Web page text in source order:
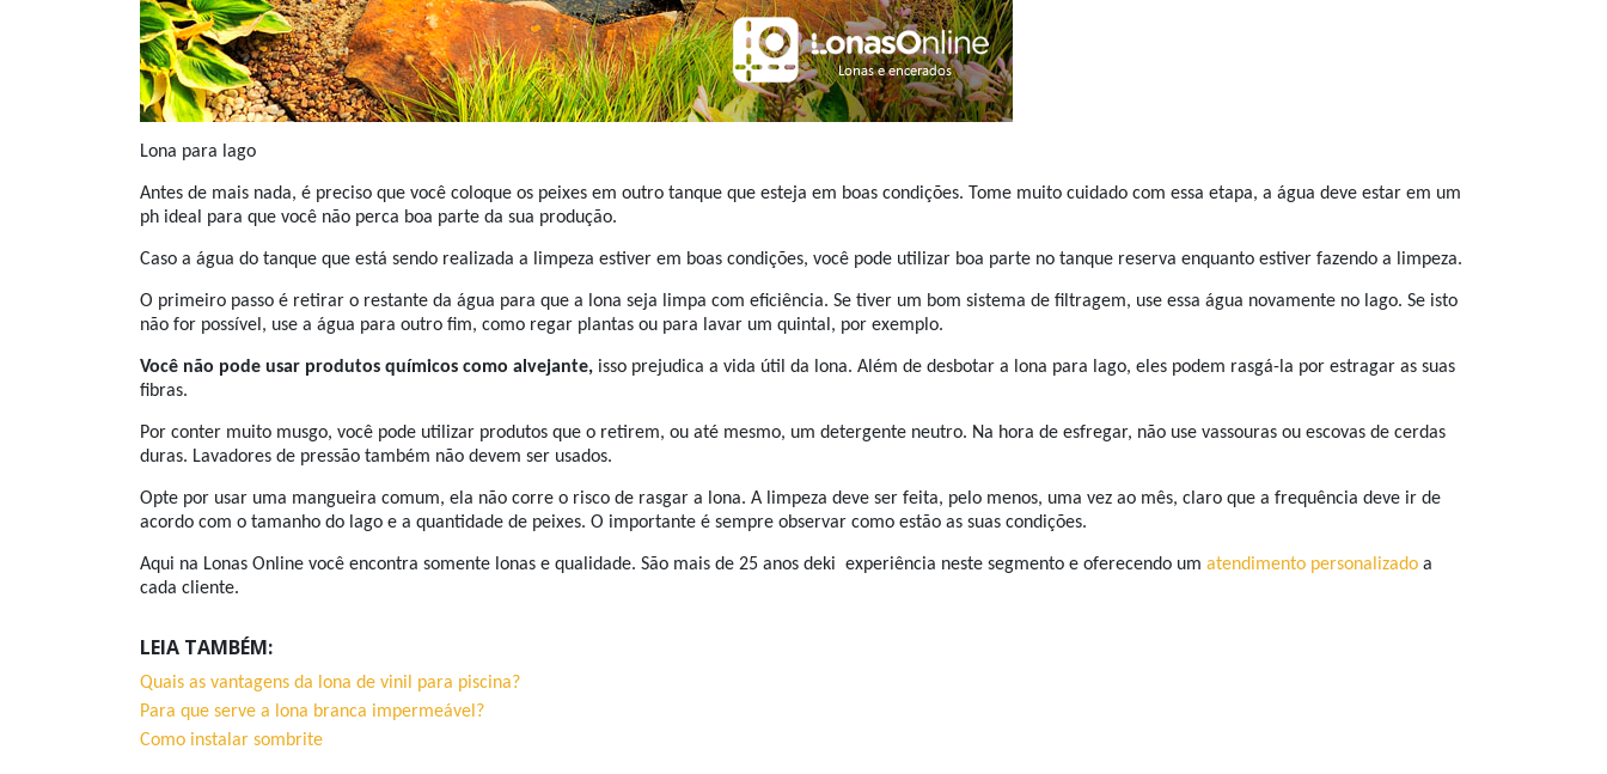
Lona para lago
Antes de mais nada, é preciso que você coloque os peixes em outro tanque que esteja em boas condições. Tome muito cuidado com essa etapa, a água deve estar em um
ph ideal para que você não perca boa parte da sua produção.
Caso a água do tanque que está sendo realizada a limpeza estiver em boas condições, você pode utilizar boa parte no tanque reserva enquanto estiver fazendo a limpeza.
O primeiro passo é retirar o restante da água para que a lona seja limpa com eficiência. Se tiver um bom sistema de filtragem, use essa água novamente no lago. Se isto
não for possível, use a água para outro fim, como regar plantas ou para lavar um quintal, por exemplo.
Você não pode usar produtos químicos como alvejante, isso prejudica a vida útil da lona. Além de desbotar a lona para lago, eles podem rasgá-la por estragar as suas
fibras.
Por conter muito musgo, você pode utilizar produtos que o retirem, ou até mesmo, um detergente neutro. Na hora de esfregar, não use vassouras ou escovas de cerdas
duras. Lavadores de pressão também não devem ser usados.
Opte por usar uma mangueira comum, ela não corre o risco de rasgar a lona. A limpeza deve ser feita, pelo menos, uma vez ao mês, claro que a frequência deve ir de
acordo com o tamanho do lago e a quantidade de peixes. O importante é sempre observar como estão as suas condições.
Aqui na Lonas Online você encontra somente lonas e qualidade. São mais de 25 anos deki experiência neste segmento e oferecendo um atendimento personalizado a
cada cliente.
LEIA TAMBÉM:
Quais as vantagens da lona de vinil para piscina?
Para que serve a lona branca impermeável?
Como instalar sombrite